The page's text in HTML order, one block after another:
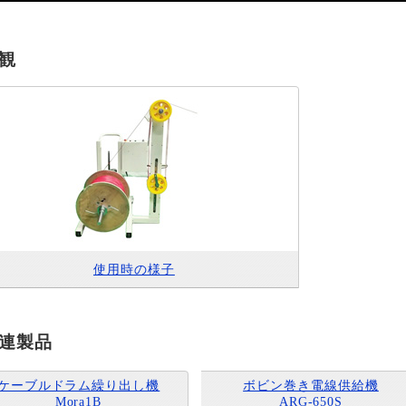
使用時の様子
製品
ーブルドラム繰り出し機
Mora1B
ボビン巻き電線供給機
ARG-650S